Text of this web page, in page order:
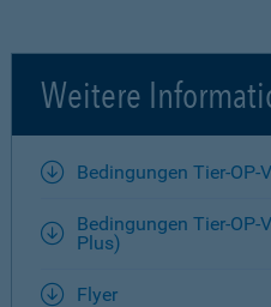
Weitere
Bedingungen Tier-OP-
Bedingungen Tier-OP-
Plus)
Flyer